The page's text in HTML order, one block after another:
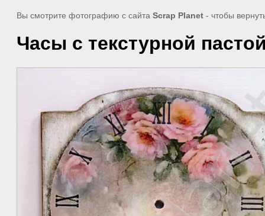
Вы смотрите фотографию с сайта Scrap Planet - чтобы
Часы с текстурной